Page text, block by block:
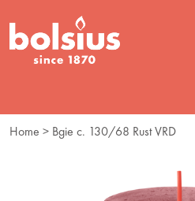
Home > Bgie c. 130/68 Rust VRD